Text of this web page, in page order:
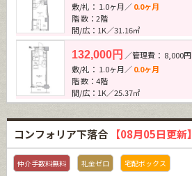
敷/礼： 1.0ヶ月／0.0ヶ月
階 数：2階
間/広：1K／31.16㎡
132,000円 ／管理費： 8,000円
敷/礼： 1.0ヶ月／0.0ヶ月
階 数：4階
間/広：1K／25.37㎡
コンフォリア下落合 【08月05日更新】
仲介手数料無料 礼金ゼロ 宅配ボックス